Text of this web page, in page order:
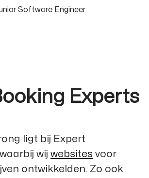
Software Engineer
Experts
ligt bij Expert
wij websites voor
ontwikkelden. Zo ook